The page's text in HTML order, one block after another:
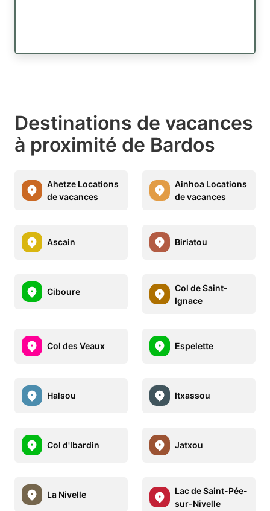
Destinations de vacances
à proximité de Bardos
Ahetze Locations
de vacances
Ainhoa Locations
de vacances
Ascain Biriatou
Ciboure
Col de Saint-
Ignace
Col des Veaux Espelette
Halsou Itxassou
Col d'Ibardin Jatxou
La Nivelle
Lac de Saint-Pée-
sur-Nivelle